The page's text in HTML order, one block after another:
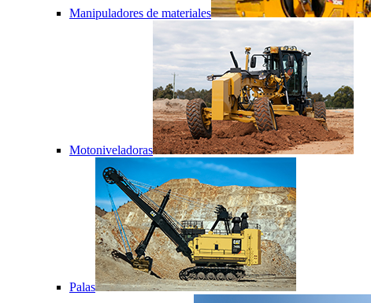
Manipuladores de materiales
Motoniveladoras
Palas